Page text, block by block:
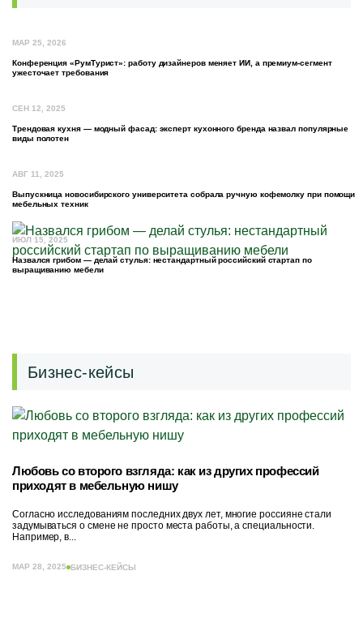
МАР 25, 2026
Конференция «РумТурист»: работу дизайнеров меняет ИИ, а премиум-сегмент
ужесточает требования
СЕН 12, 2025
Трендовая кухня — модный фасад: эксперт кухонного бренда назвал популярные
виды полотен
АВГ 11, 2025
Выпускница новосибирского университета собрала ручную кофемолку при помощи
мебельных техник
ИЮЛ 15, 2025
Назвался грибом — делай стулья: нестандартный российский стартап по
выращиванию мебели
Бизнес-кейсы
Любовь со второго взгляда: как из других профессий
приходят в мебельную нишу
Согласно исследованиям последних двух лет, многие россияне стали
задумываться о смене не просто места работы, а специальности.
Например, в...
МАР 28, 2025 БИЗНЕС-КЕЙСЫ